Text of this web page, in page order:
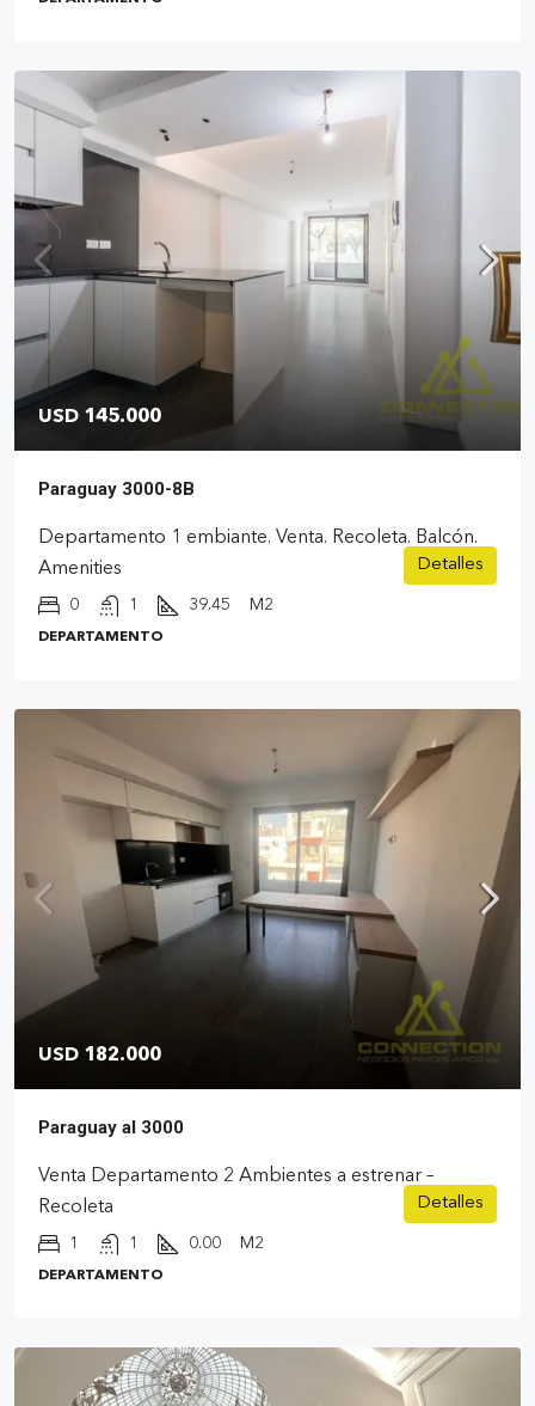
USD 145.000
Paraguay 3000-8B
Departamento 1 embiante. Venta. Recoleta. Balcón.
Amenities
0 1 39.45 M2
DEPARTAMENTO
Detalles
USD 182.000
Paraguay al 3000
Venta Departamento 2 Ambientes a estrenar –
Recoleta
1 1 0.00 M2
DEPARTAMENTO
Detalles